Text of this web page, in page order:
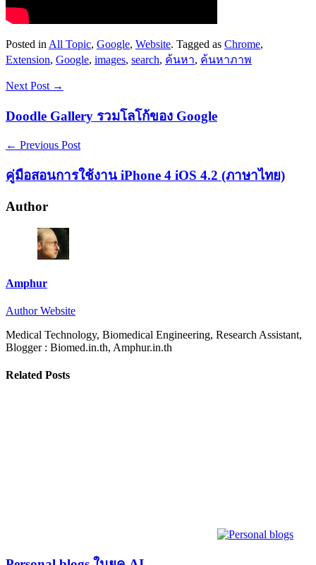
Posted in All Topic, Google, Website. Tagged as Chrome,
Extension, Google, images, search, ค้นหา, ค้นหาภาพ
Next Post →
Doodle Gallery รวมโลโก้ของ Google
← Previous Post
คู่มือสอนการใช้งาน iPhone 4 iOS 4.2 (ภาษาไทย)
Author
Amphur
Author Website
Medical Technology, Biomedical Engineering, Research Assistant,
Blogger : Biomed.in.th, Amphur.in.th
Related Posts